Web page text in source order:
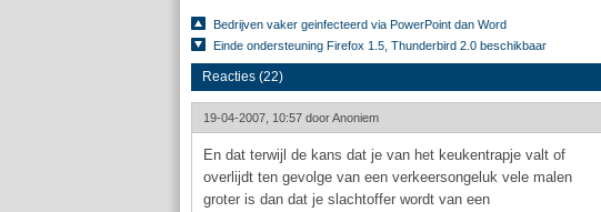
Bedrijven vaker geinfecteerd via PowerPoint dan Word
Einde ondersteuning Firefox 1.5, Thunderbird 2.0 beschikbaar
Reacties (22)
19-04-2007, 10:57 doorAnoniem
En dat terwijl de kans dat je van het keukentrapje valt of
overlijdt ten gevolge van een verkeersongeluk vele malen
groter is dan dat je slachtoffer wordt van een